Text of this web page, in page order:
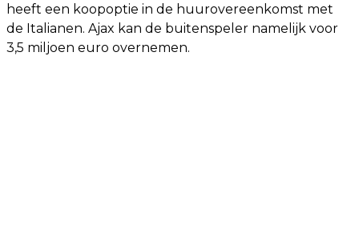
heeft een koopoptie in de huurovereenkomst met
de Italianen. Ajax kan de buitenspeler namelijk voor
3,5 miljoen euro overnemen.